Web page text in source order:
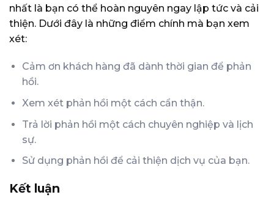
nhất là bạn có thể hoàn nguyên ngay lập tức và cải
thiện. Dưới đây là những điểm chính mà bạn xem
xét:
Cảm ơn khách hàng đã dành thời gian để phản
hồi.
Xem xét phản hồi một cách cẩn thận.
Trả lời phản hồi một cách chuyên nghiệp và lịch
sự.
Sử dụng phản hồi để cải thiện dịch vụ của bạn.
Kết luận